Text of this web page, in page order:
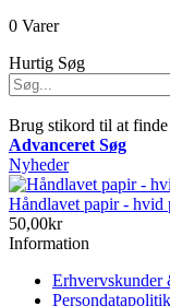
0 Varer
Hurtig Søg
Brug stikord til at
Advanceret Søg
Nyheder
Håndlavet papir - hvid
50,00kr
Information
Erhvervskunder
Persondatapolitik